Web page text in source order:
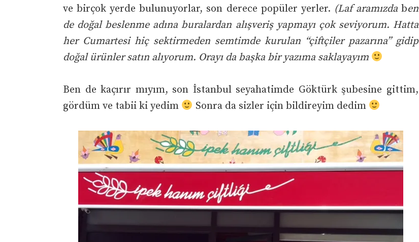
ve birçok yerde bulunuyorlar, son derece popüler yerler. (Laf aramızdaben
de doğal beslenme adına buralardan alışveriş yapmayı çok seviyorum. Hatta
her Cumartesi hiç sektirmeden semtimde kurulan “çiftçiler pazarına” gidip
doğal ürünler satın alıyorum. Orayı da başka bir yazıma saklayayım
Ben de kaçırır mıyım, son İstanbul seyahatimde Göktürk şubesine gittim,
gördüm ve tabii ki yedim
Sonra da sizler için bildireyim dedim